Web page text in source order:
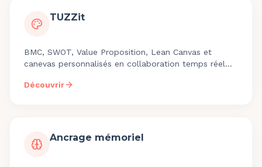
TUZZit
BMC, SWOT, Value Proposition, Lean Canvas et
canevas personnalisés en collaboration temps réel
bénéficiaire.
Découvrir
Ancrage mémoriel